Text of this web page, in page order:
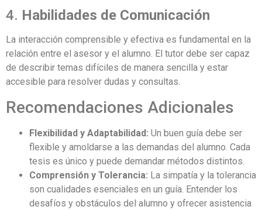
4. Habilidades de Comunicación
La interacción comprensible y efectiva es fundamental en la
relación entre el asesor y el alumno. El tutor debe ser capaz
de describir temas difíciles de manera sencilla y estar
accesible para resolver dudas y consultas.
Recomendaciones Adicionales
Flexibilidad y Adaptabilidad: Un buen guía debe ser
flexible y amoldarse a las demandas del alumno. Cada
tesis es único y puede demandar métodos distintos.
Comprensión y Tolerancia: La simpatía y la tolerancia
son cualidades esenciales en un guía. Entender los
desafíos y obstáculos del alumno y ofrecer asistencia